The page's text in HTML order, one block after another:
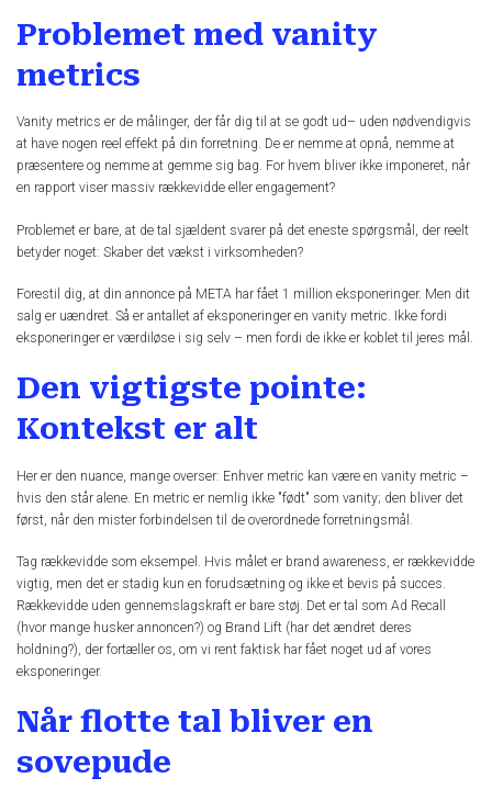
Problemet med vanity
metrics
Vanity metrics er de målinger, der får dig til at se godt ud– uden nødvendigvis
at have nogen reel effekt på din forretning. De er nemme at opnå, nemme at
præsentere og nemme at gemme sig bag. For hvem bliver ikke imponeret, når
en rapport viser massiv rækkevidde eller engagement?
Problemet er bare, at de tal sjældent svarer på det eneste spørgsmål, der reelt
betyder noget: Skaber det vækst i virksomheden?
Forestil dig, at din annonce på META har fået 1 million eksponeringer. Men dit
salg er uændret. Så er antallet af eksponeringer en vanity metric. Ikke fordi
eksponeringer er værdiløse i sig selv – men fordi de ikke er koblet til jeres mål.
Den vigtigste pointe:
Kontekst er alt
Her er den nuance, mange overser: Enhver metric kan være en vanity metric –
hvis den står alene. En metric er nemlig ikke "født" som vanity; den bliver det
først, når den mister forbindelsen til de overordnede forretningsmål.
Tag rækkevidde som eksempel. Hvis målet er brand awareness, er rækkevidde
vigtig, men det er stadig kun en forudsætning og ikke et bevis på succes.
Rækkevidde uden gennemslagskraft er bare støj. Det er tal som Ad Recall
(hvor mange husker annoncen?) og Brand Lift (har det ændret deres
holdning?), der fortæller os, om vi rent faktisk har fået noget ud af vores
eksponeringer.
Når flotte tal bliver en
sovepude